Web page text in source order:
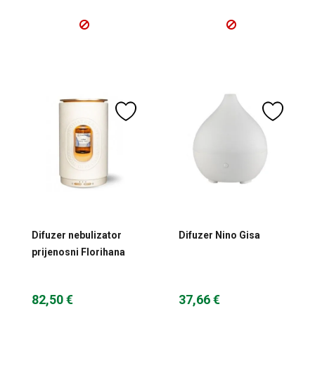
Difuzer nebulizator
prijenosni Florihana
82,50 €
Difuzer Nino Gisa
37,66 €